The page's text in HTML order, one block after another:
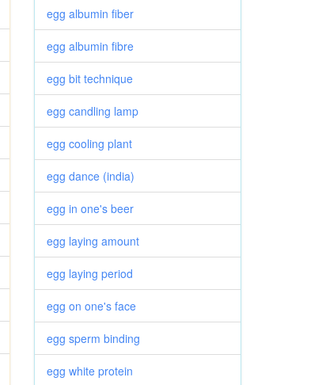
egg albumin fiber
egg albumin fibre
egg bit technique
egg candling lamp
egg cooling plant
egg dance (india)
egg in one's beer
egg laying amount
egg laying period
egg on one's face
egg sperm binding
egg white protein